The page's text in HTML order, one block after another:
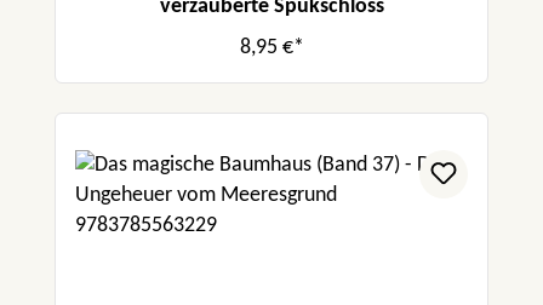
verzauberte Spukschloss
8,95 €*